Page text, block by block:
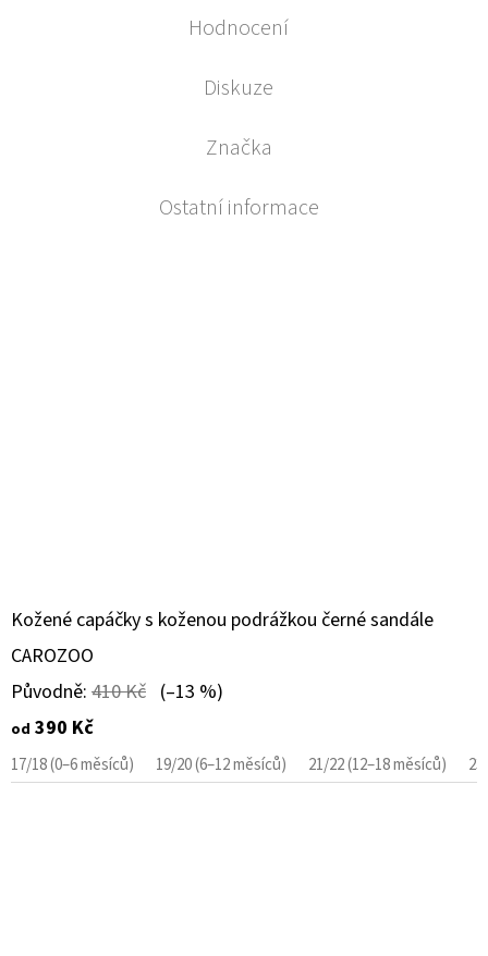
Hodnocení
Diskuze
Značka
Ostatní informace
Kožené capáčky s koženou podrážkou černé sandále
CAROZOO
Původně: 410 Kč (–13 %)
od 390 Kč
17/18 (0–6 měsíců) 19/20 (6–12 měsíců) 21/22 (12–18 měsíců)